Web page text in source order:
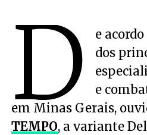
D
e
dos
e
em Minas Gerais,
TEMPO, a variante